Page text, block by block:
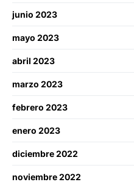
junio 2023
mayo 2023
abril 2023
marzo 2023
febrero 2023
enero 2023
diciembre 2022
noviembre 2022